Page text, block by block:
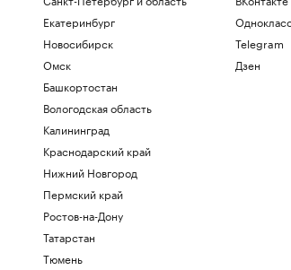
Екатеринбург
Новосибирск
Омск
Башкортостан
Вологодская область
Калининград
Краснодарский край
Нижний Новгород
Пермский край
Ростов-на-Дону
Татарстан
Тюмень
Telegram
Дзен